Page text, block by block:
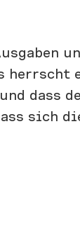
dass
sich